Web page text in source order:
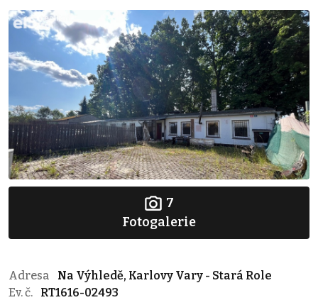
7
Fotogalerie
Adresa
Na Výhledě, Karlovy Vary - Stará Role
Ev. č.
RT1616-02493